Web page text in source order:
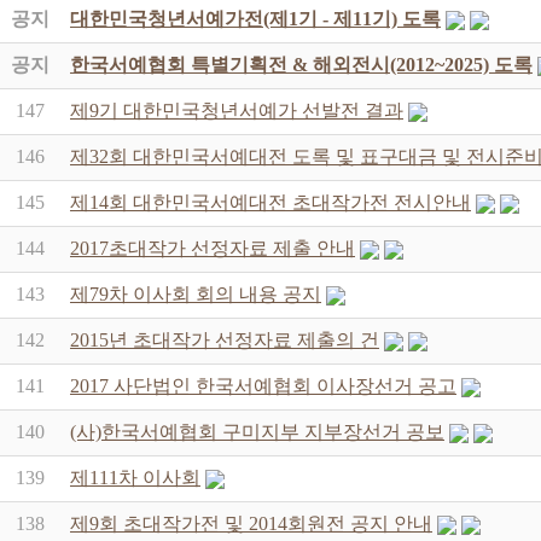
공지 대한민국청년서예가전(제1기 - 제11기) 도록
공지 한국서예협회 특별기획전 & 해외전시(2012~2025) 도록
147 제9기 대한민국청년서예가 선발전 결과
146 제32회 대한민국서예대전 도록 및 표구대금 및 전시준
145 제14회 대한민국서예대전 초대작가전 전시안내
144 2017초대작가 선정자료 제출 안내
143 제79차 이사회 회의 내용 공지
142 2015년 초대작가 선정자료 제출의 건
141 2017 사단법인 한국서예협회 이사장선거 공고
140 (사)한국서예협회 구미지부 지부장선거 공보
139 제111차 이사회
138 제9회 초대작가전 및 2014회원전 공지 안내